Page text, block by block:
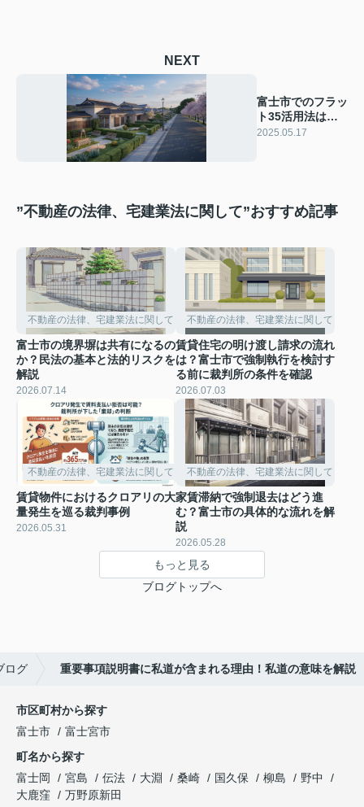
NEXT
富士市でのフラッ
ト35活用法は？
中古住宅購入の流
2025.05.17
”不動産の法律、宅建業法に関して”おすすめ記事
不動産の法律、宅建業法に関して
富士市の境界塀は共有になるの
か？民法の基本と法的リスクを
解説
2026.07.14
不動産の法律、宅建業法に関して
賃貸住宅の明け渡し請求の流れ
は？富士市で強制執行を検討す
る前に裁判所の条件を確認
2026.07.03
不動産の法律、宅建業法に関して
賃貸物件におけるクロアリの大
量発生を巡る裁判事例
2026.05.31
不動産の法律、宅建業法に関して
家賃滞納で強制退去はどう進
む？富士市の具体的な流れを解
説
2026.05.28
もっと見る
ブログトップへ
ログ 重要事項説明書に私道が含まれる理由！私道の意味を解説
市区町村から探す
富士市
富士宮市
町名から探す
富士岡
宮島 伝法 大淵 桑崎 国久保 柳島
野中
大鹿窪
万野原新田